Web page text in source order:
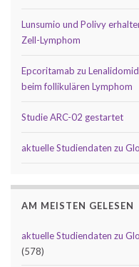
Lunsumio und Polivy
Zell-Lymphom
Epcoritamab zu
beim follikulären Lymphom
Studie ARC-02 gestartet
aktuelle Studiendaten zu
AM MEISTEN GELESEN
aktuelle Studiendaten zu
(578)